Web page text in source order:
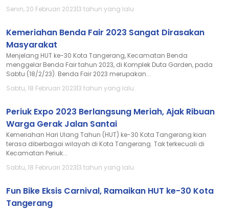
Senin, 20 Februari 2023|3 tahun yang lalu
Kemeriahan Benda Fair 2023 Sangat Dirasakan
Masyarakat
Menjelang HUT ke-30 Kota Tangerang, Kecamatan Benda
menggelar Benda Fair tahun 2023, di Komplek Duta Garden, pada
Sabtu (18/2/23). Benda Fair 2023 merupakan...
Sabtu, 18 Februari 2023|3 tahun yang lalu
Periuk Expo 2023 Berlangsung Meriah, Ajak Ribuan
Warga Gerak Jalan Santai
Kemeriahan Hari Ulang Tahun (HUT) ke-30 Kota Tangerang kian
terasa diberbagai wilayah di Kota Tangerang. Tak terkecuali di
Kecamatan Periuk...
Sabtu, 18 Februari 2023|3 tahun yang lalu
Fun Bike Eksis Carnival, Ramaikan HUT ke-30 Kota
Tangerang